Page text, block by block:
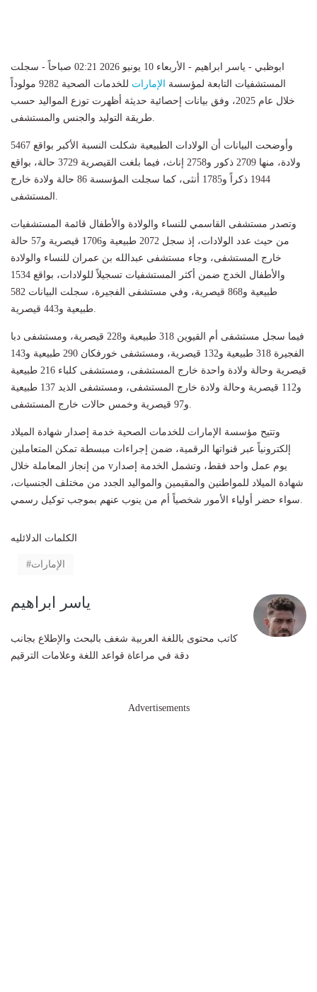
ابوظبي - ياسر ابراهيم - الأربعاء 10 يونيو 2026 02:21 صباحاً - سجلت
المستشفيات التابعة لمؤسسة
الإمارات
للخدمات الصحية 9282 مولوداً
خلال عام 2025، وفق بيانات إحصائية حديثة أظهرت توزع المواليد حسب
وأوضحت البيانات أن الولادات الطبيعية شكلت النسبة الأكبر بواقع 5467
ولادة، منها 2709 ذكور و2758 إناث، فيما بلغت القيصرية 3729 حالة، بواقع
1944 ذكراً و1785 أنثى، كما سجلت المؤسسة 86 حالة ولادة خارج
وتصدر مستشفى القاسمي للنساء والولادة والأطفال قائمة المستشفيات
من حيث عدد الولادات، إذ سجل 2072 طبيعية و1706 قيصرية و57 حالة
خارج المستشفى، وجاء مستشفى عبدالله بن عمران للنساء والولادة
والأطفال الخدج ضمن أكثر المستشفيات تسجيلاً للولادات، بواقع 1534
طبيعية و868 قيصرية، وفي مستشفى الفجيرة، سجلت البيانات 582
فيما سجل مستشفى أم القيوين 318 طبيعية و228 قيصرية، ومستشفى دبا
الفجيرة 318 طبيعية و132 قيصرية، ومستشفى خورفكان 290 طبيعية و143
قيصرية وحالة ولادة واحدة خارج المستشفى، ومستشفى كلباء 216 طبيعية
و112 قيصرية وحالة ولادة خارج المستشفى، ومستشفى الذيد 137 طبيعية
وتتيح مؤسسة الإمارات للخدمات الصحية خدمة إصدار شهادة الميلاد
إلكترونياً عبر قنواتها الرقمية، ضمن إجراءات مبسطة تمكن المتعاملين
من إنجاز المعاملة خلال vيوم عمل واحد فقط، وتشمل الخدمة إصدار
شهادة الميلاد للمواطنين والمقيمين والمواليد الجدد من مختلف الجنسيات،
الكلمات الدلائليه
الإمارات
ياسر ابراهيم
كاتب محتوى باللغة العربية شغف بالبحث والإطلاع بجانب
دقة في مراعاة قواعد اللغة وعلامات الترقيم
Advertisements